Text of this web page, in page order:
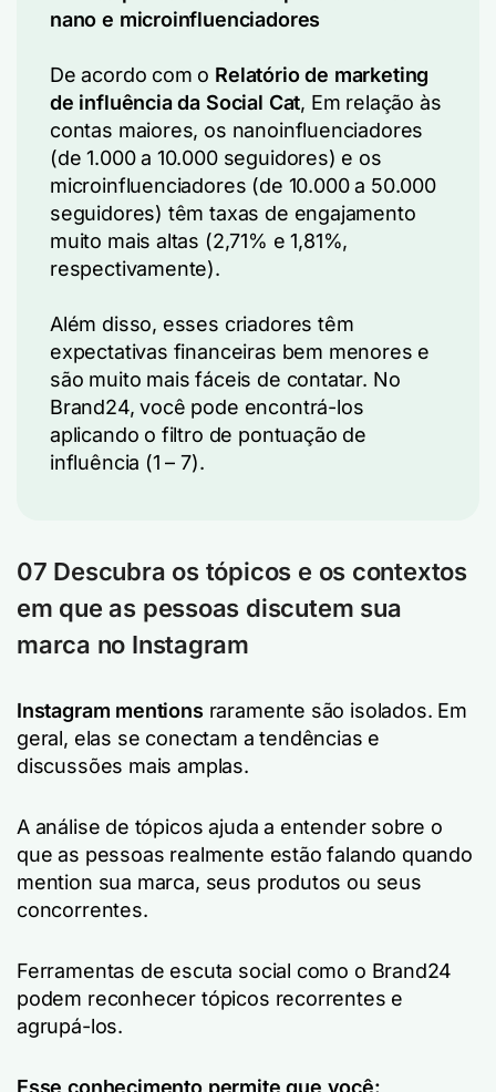
nano e microinfluenciadores
De acordo com o Relatório de marketing
de influência da Social Cat, Em relação às
contas maiores, os nanoinfluenciadores
(de 1.000 a 10.000 seguidores) e os
microinfluenciadores (de 10.000 a 50.000
seguidores) têm taxas de engajamento
muito mais altas (2,71% e 1,81%,
respectivamente).
Além disso, esses criadores têm
expectativas financeiras bem menores e
são muito mais fáceis de contatar. No
Brand24, você pode encontrá-los
aplicando o filtro de pontuação de
influência (1 – 7).
07 Descubra os tópicos e os contextos
em que as pessoas discutem sua
marca no Instagram
Instagram mentions raramente são isolados. Em
geral, elas se conectam a tendências e
discussões mais amplas.
A análise de tópicos ajuda a entender sobre o
que as pessoas realmente estão falando quando
mention sua marca, seus produtos ou seus
concorrentes.
Ferramentas de escuta social como o Brand24
podem reconhecer tópicos recorrentes e
agrupá-los.
Esse conhecimento permite que você: